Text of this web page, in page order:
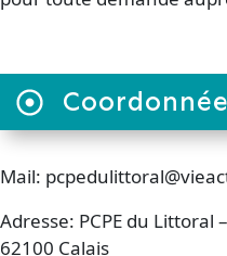
Mail:
Adresse: PCPE du
62100 Calais